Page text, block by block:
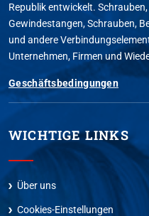
Republik entwickelt.
Gewindestangen, Schrauben,
und andere
Unternehmen, Firmen und
Geschäftsbedingungen
WICHTIGE LINKS
Über uns
Cookies-Einstellungen